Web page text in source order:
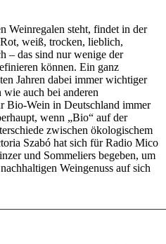
Weinregalen steht, findet in der
weiß, trocken, lieblich,
– das sind nur wenige der
können. Ein ganz
Jahren dabei immer wichtiger
auch bei anderen
Bio-Wein in Deutschland immer
wenn „Bio“ auf der
zwischen ökologischem
Szabó hat sich für Radio Mico
und Sommeliers begeben, um
Weingenuss auf sich